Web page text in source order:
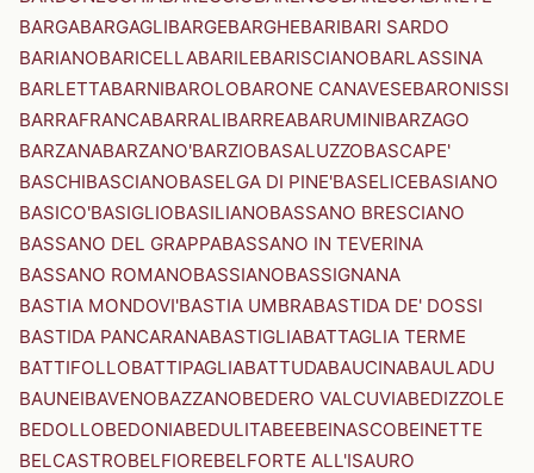
BARGABARGAGLIBARGEBARGHEBARIBARI SARDO
BARIANOBARICELLABARILEBARISCIANOBARLASSINA
BARLETTABARNIBAROLOBARONE CANAVESEBARONISSI
BARRAFRANCABARRALIBARREABARUMINIBARZAGO
BARZANABARZANO'BARZIOBASALUZZOBASCAPE'
BASCHIBASCIANOBASELGA DI PINE'BASELICEBASIANO
BASICO'BASIGLIOBASILIANOBASSANO BRESCIANO
BASSANO DEL GRAPPABASSANO IN TEVERINA
BASSANO ROMANOBASSIANOBASSIGNANA
BASTIA MONDOVI'BASTIA UMBRABASTIDA DE' DOSSI
BASTIDA PANCARANABASTIGLIABATTAGLIA TERME
BATTIFOLLOBATTIPAGLIABATTUDABAUCINABAULADU
BAUNEIBAVENOBAZZANOBEDERO VALCUVIABEDIZZOLE
BEDOLLOBEDONIABEDULITABEEBEINASCOBEINETTE
BELCASTROBELFIOREBELFORTE ALL'ISAURO